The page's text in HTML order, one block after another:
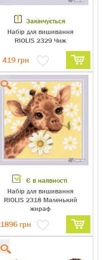
Закінчується
Набір для вишивання
RIOLIS 2329 Чиж
419грн
Є в наявності
Набір для вишивання
RIOLIS 2318 Маленький
жираф
1896 грн